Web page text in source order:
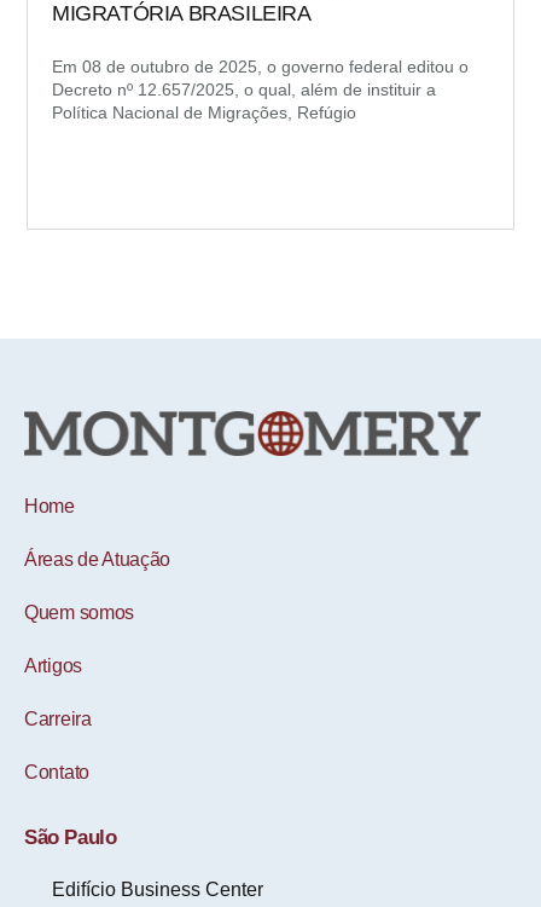
MIGRATÓRIA BRASILEIRA
Em 08 de outubro de 2025, o governo federal editou o
Decreto nº 12.657/2025, o qual, além de instituir a
Política Nacional de Migrações, Refúgio
Home
Áreas de Atuação
Quem somos
Artigos
Carreira
Contato
São Paulo
Edifício Business Center